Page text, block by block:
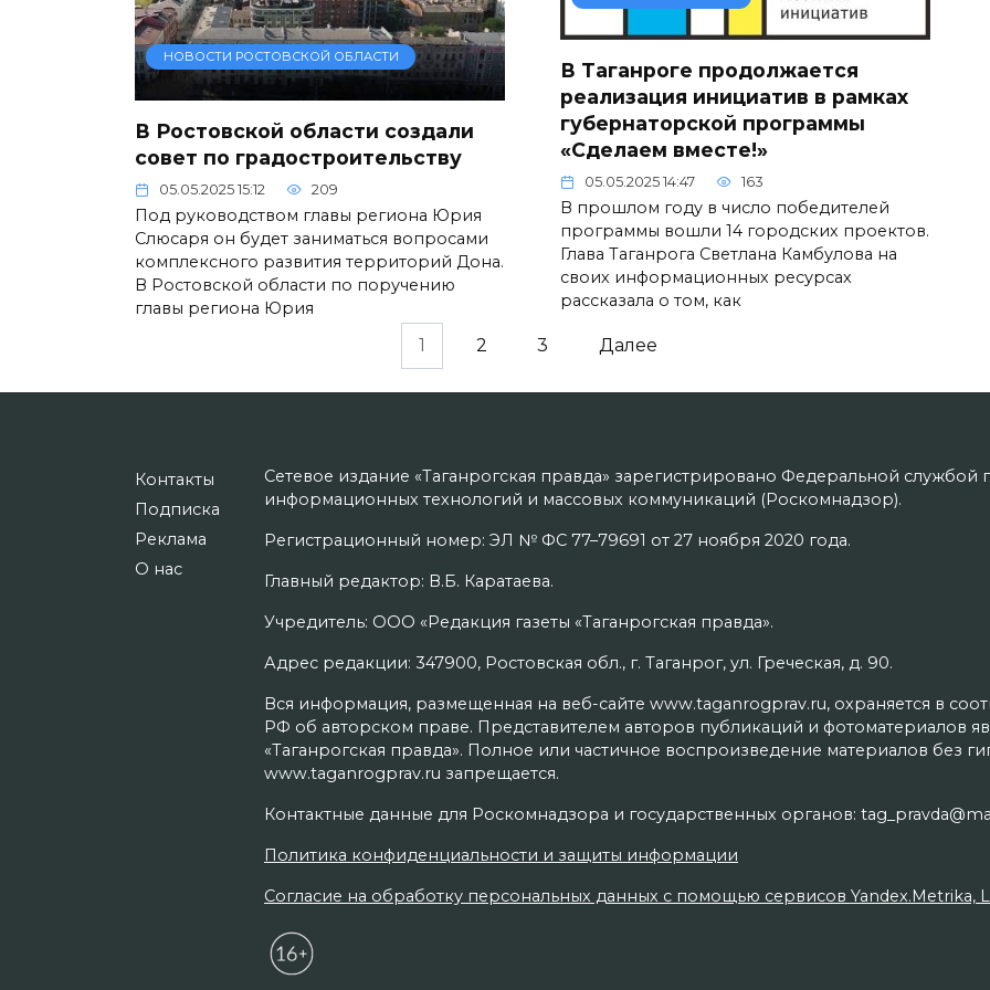
НОВОСТИ РОСТОВСКОЙ ОБЛАСТИ
В Ростовской области создали
совет по градостроительству
05.05.2025 15:12 209
Под руководством главы региона Юрия
Слюсаря он будет заниматься вопросами
комплексного развития территорий Дона.
В Ростовской области по поручению
главы региона Юрия
В Таганроге продолжается
реализация инициатив в рамках
губернаторской программы
«Сделаем вместе!»
05.05.2025 14:47 163
В прошлом году в число победителей
программы вошли 14 городских проектов.
Глава Таганрога Светлана Камбулова на
своих информационных ресурсах
рассказала о том, как
1 2 3 Далее
Контакты
Подписка
Реклама
О нас
Сетевое издание «Таганрогская правда» зарегистрировано Федеральной службой
информационных технологий и массовых коммуникаций (Роскомнадзор).
Регистрационный номер: ЭЛ № ФС 77–79691 от 27 ноября 2020 года.
Главный редактор: В.Б. Каратаева.
Учредитель: ООО «Редакция газеты «Таганрогская правда».
Адрес редакции: 347900, Ростовская обл., г. Таганрог, ул. Греческая, д. 90.
Вся информация, размещенная на веб-сайте www.taganrogprav.ru, охраняется в
РФ об авторском праве. Представителем авторов публикаций и фотоматериалов
«Таганрогская правда». Полное или частичное воспроизведение материалов без
www.taganrogprav.ru запрещается.
Контактные данные для Роскомнадзора и государственных органов:
Политика конфиденциальности и защиты информации
Согласие на обработку персональных данных с помощью сервисов Yandex.Metrika,